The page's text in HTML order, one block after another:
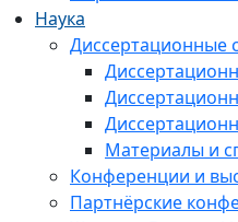
Наука
Диссертационные
Материалы и
Конференции и
Партнёрские